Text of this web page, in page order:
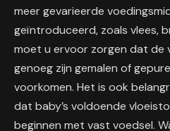
meer gevarieerde
geïntroduceerd, zoals vlees,
moet u ervoor zorgen dat de
genoeg zijn gemalen of
voorkomen. Het is ook
dat baby’s voldoende
beginnen met vast voedsel.